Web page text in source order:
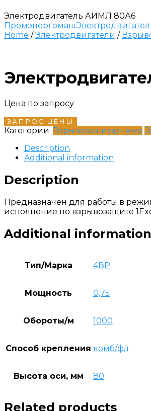
Электродвигатель АИМЛ 80А6
Промэнергомаш
Home /Электродвигатели /
Цена по запросу
ЗАПРОС ЦЕНЫ
Категории: Взрывозащищенные
Description
Additional information
Description
Предназначен для работы в
исполнение по взрывозащите
Additional information
Тип/Марка 4ВР
Мощность 0,75
Обороты/м 1000
Способ крепления комб/фл
Высота оси, мм 80
Related products